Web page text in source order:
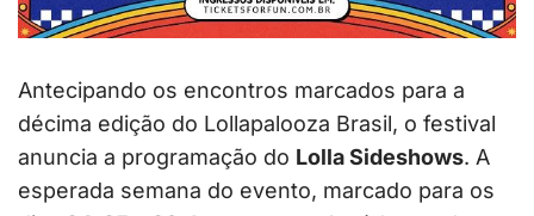
Antecipando os encontros marcados para a
décima edição do Lollapalooza Brasil, o festival
anuncia a programação do Lolla Sideshows. A
esperada semana do evento, marcado para os